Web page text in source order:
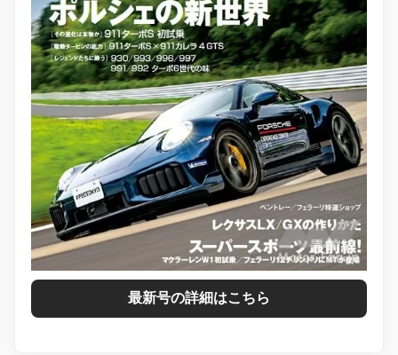
最新号の詳細はこちら